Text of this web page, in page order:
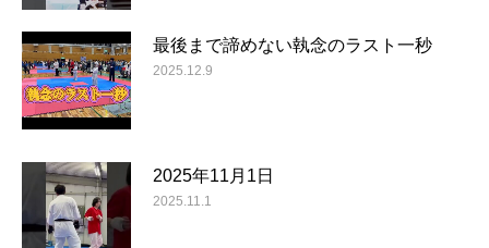
最後まで諦めない執念のラスト一秒
2025.12.9
2025年11月1日
2025.11.1